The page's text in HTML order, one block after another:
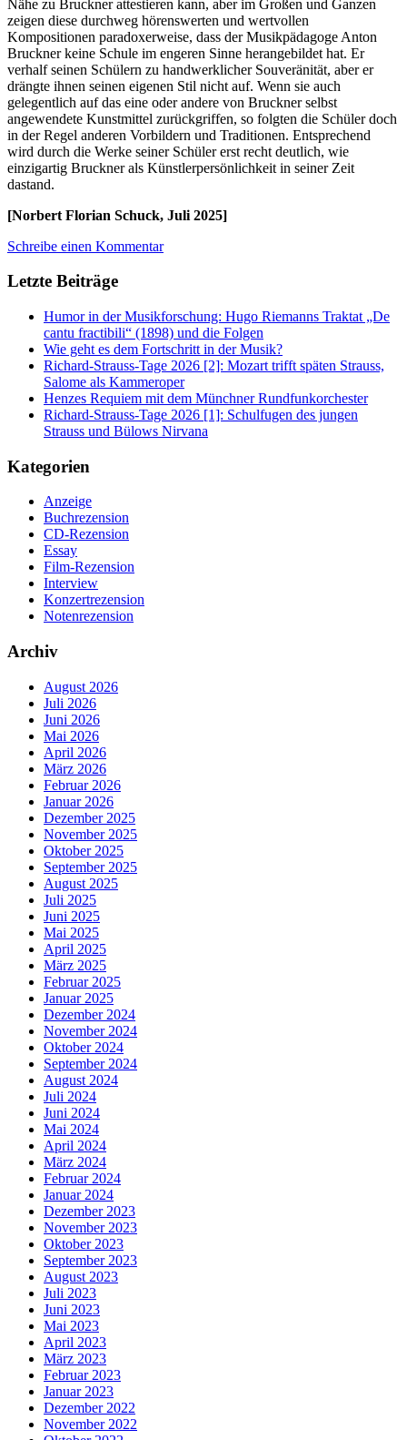
Nähe zu Bruckner attestieren kann, aber im Großen und Ganzen
zeigen diese durchweg hörenswerten und wertvollen
Kompositionen paradoxerweise, dass der Musikpädagoge Anton
Bruckner keine Schule im engeren Sinne herangebildet hat. Er
verhalf seinen Schülern zu handwerklicher Souveränität, aber er
drängte ihnen seinen eigenen Stil nicht auf. Wenn sie auch
gelegentlich auf das eine oder andere von Bruckner selbst
angewendete Kunstmittel zurückgriffen, so folgten die Schüler doch
in der Regel anderen Vorbildern und Traditionen. Entsprechend
wird durch die Werke seiner Schüler erst recht deutlich, wie
einzigartig Bruckner als Künstlerpersönlichkeit in seiner Zeit
dastand.
[Norbert Florian Schuck, Juli 2025]
Schreibe einen Kommentar
Letzte Beiträge
Humor in der Musikforschung: Hugo Riemanns Traktat „De
cantu fractibili“ (1898) und die Folgen
Wie geht es dem Fortschritt in der Musik?
Richard-Strauss-Tage 2026 [2]: Mozart trifft späten Strauss,
Salome als Kammeroper
Henzes Requiem mit dem Münchner Rundfunkorchester
Richard-Strauss-Tage 2026 [1]: Schulfugen des jungen
Strauss und Bülows Nirvana
Kategorien
Anzeige
Buchrezension
CD-Rezension
Essay
Film-Rezension
Interview
Konzertrezension
Notenrezension
Archiv
August 2026
Juli 2026
Juni 2026
Mai 2026
April 2026
März 2026
Februar 2026
Januar 2026
Dezember 2025
November 2025
Oktober 2025
September 2025
August 2025
Juli 2025
Juni 2025
Mai 2025
April 2025
März 2025
Februar 2025
Januar 2025
Dezember 2024
November 2024
Oktober 2024
September 2024
August 2024
Juli 2024
Juni 2024
Mai 2024
April 2024
März 2024
Februar 2024
Januar 2024
Dezember 2023
November 2023
Oktober 2023
September 2023
August 2023
Juli 2023
Juni 2023
Mai 2023
April 2023
März 2023
Februar 2023
Januar 2023
Dezember 2022
November 2022